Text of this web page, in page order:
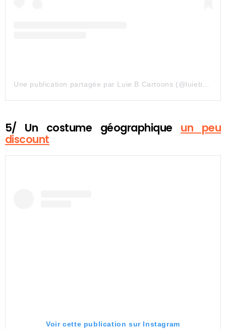
5/ Un costume géographique un peu
discount
Voir cette publication sur Instagram